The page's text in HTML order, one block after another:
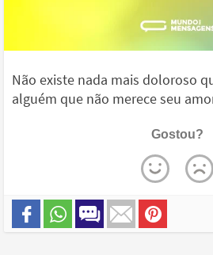
Não existe nada mais doloroso
alguém que não merece seu
Gostou?